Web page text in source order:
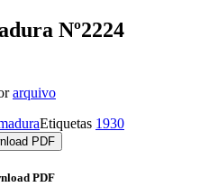
Nº2224
arquivo
Etiquetas 1930
PDF
PDF